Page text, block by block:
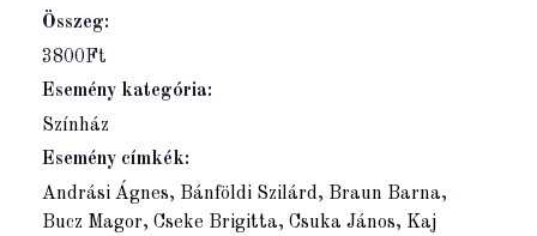
Összeg:
3800Ft
Esemény kategória:
Színház
Esemény címkék:
Andrási Ágnes, Bánföldi Szilárd, Braun Barna,
Bucz Magor, Cseke Brigitta, Csuka János, Kaj